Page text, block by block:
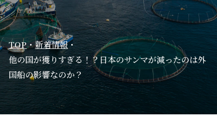
TOP・新着情報・
他の国が獲りすぎる！？日本のサンマが減ったのは外
国船の影響なのか？